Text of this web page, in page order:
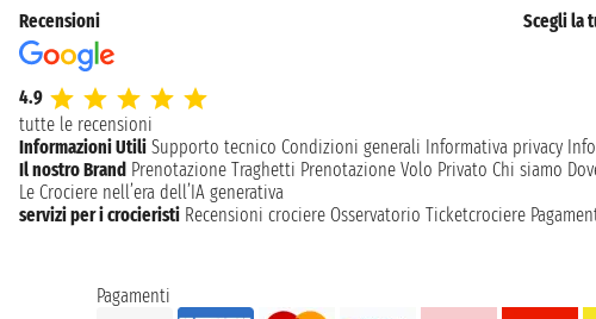
Recensioni
4.9
tutte le recensioni
Scegli la
Informazioni Utili Supporto tecnico Condizioni generali Informativa privacy
Il nostro Brand Prenotazione Traghetti Prenotazione Volo Privato Chi siamo
Le Crociere nell’era dell’IA generativa
servizi per i crocieristi Recensioni crociere Osservatorio Ticketcrociere
Pagamenti